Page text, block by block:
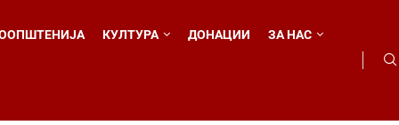
КУЛТУРА ДОНАЦИИ ЗА НАС